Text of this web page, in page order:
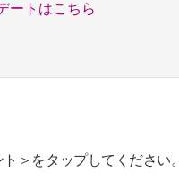
ートはこちら
＞をタップしてください。